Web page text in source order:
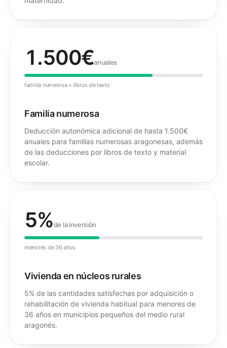
1.500€anuales
familia numerosa + libros de texto
Familia numerosa
Deducción autonómica adicional de hasta 1.500€
anuales para familias numerosas aragonesas, además
de las deducciones por libros de texto y material
escolar.
5%de la inversión
menores de 36 años
Vivienda en núcleos rurales
5% de las cantidades satisfechas por adquisición o
rehabilitación de vivienda habitual para menores de
36 años en municipios pequeños del medio rural
aragonés.